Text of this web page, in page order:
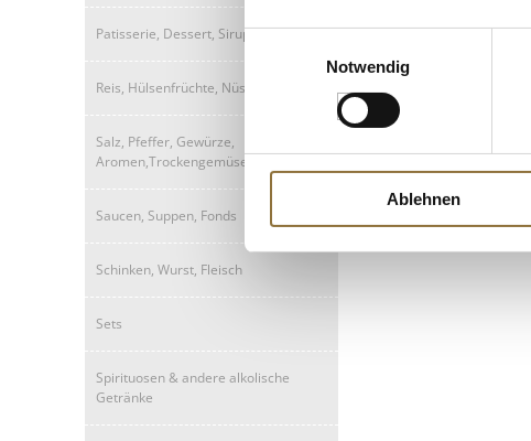
Einwilligungsauswahl
Notwendig
Ablehnen
Patisserie, Dessert, Sirup
Reis, Hülsenfrüchte, Nüsse, Maronen
Salz, Pfeffer, Gewürze,
Aromen,Trockengemüse
Saucen, Suppen, Fonds
Schinken, Wurst, Fleisch
Sets
Spirituosen & andere alkolische
Getränke